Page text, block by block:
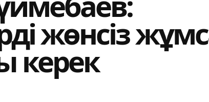
жөнсіз
керек